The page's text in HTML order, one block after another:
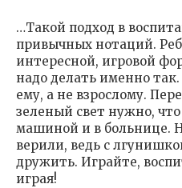
…Такой подход в
привычных нотаций.
интересной, игровой
надо делать именно
ему, а не взрослому.
зеленый свет нужно,
машиной и в больнице.
верили, ведь с
дружить. Играйте,
играя!